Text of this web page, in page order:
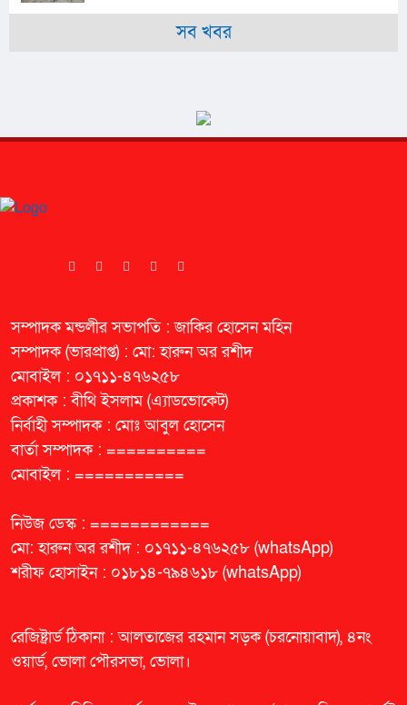
সব খবর
সম্পাদক মন্ডলীর সভাপতি : জাকির হোসেন মহিন
সম্পাদক (ভারপ্রাপ্ত) : মো: হারুন অর রশীদ
মোবাইল : ০১৭১১-৪৭৬২৫৮
প্রকাশক : বীথি ইসলাম (এ্যাডভোকেট)
নির্বাহী সম্পাদক : মোঃ আবুল হোসেন
বার্তা সম্পাদক : ==========
মোবাইল : ===========
নিউজ ডেস্ক : ============
মো: হারুন অর রশীদ : ০১৭১১-৪৭৬২৫৮ (whatsApp)
শরীফ হোসাইন : ০১৮১৪-৭৯৪৬১৮ (whatsApp)
রেজিষ্ট্রার্ড ঠিকানা : আলতাজের রহমান সড়ক (চরনোয়াবাদ), ৪নং
ওয়ার্ড, ভোলা পৌরসভা, ভোলা।